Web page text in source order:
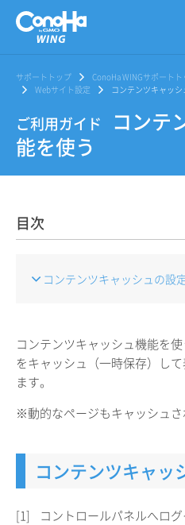
サポートトップ ConoHa WINGサポートト
Webサイト設定
コンテンツキャッシ
ご利用ガイド
コンテ
能を使う
目次
コンテンツキャッシュの設
コンテンツキャッシュ機能を
をキャッシュ（一時保存）し
ます。
※動的なページもキャッシュさ
コンテンツキャッ
[1] コントロールパネルへログ